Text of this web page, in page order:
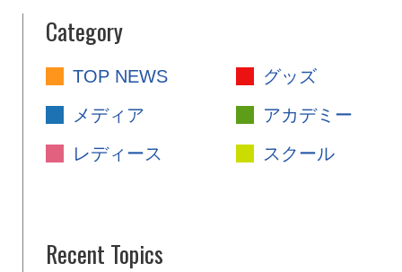
Category
TOP NEWS
グッズ
メディア
アカデミー
レディース
スクール
Recent Topics